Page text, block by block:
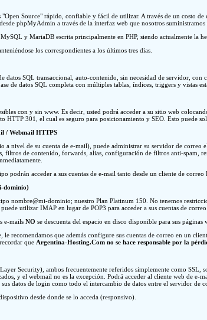
Source" rápido, confiable y fácil de utilizar. A través de un costo
desde phpMyAdmin a través de la interfaz web que nosotros
y MariaDB escrita principalmente en PHP, siendo actualmente la
los correspondientes a los últimos tres días.
datos SQL transaccional, auto-contenido, sin necesidad de servidor,
de datos SQL completa con múltiples tablas, índices, triggers y vistas
con y sin www. Es decir, usted podrá acceder a su sitio web
HTTP 301, el cual es seguro para posicionamiento y SEO. Esto puede
/ Webmail HTTPS
nivel de su cuenta de e-mail), puede administrar su servidor de
filtros de contenido, forwards, alias, configuración de filtros anti-
podrán acceder a sus cuentas de e-mail tanto desde un cliente de
dominio)
nombre@mi-dominio; nuestro Plan Platinum 150. No tenemos
utilizar IMAP en lugar de POP3 para acceder a sus cuentas de
e-mails NO se descuenta del espacio en disco disponible para sus
recomendamos que además configure sus cuentas de correo en un
que Argentina-Hosting.Com no se hace responsable por la
Security), ambos frecuentemente referidos simplemente como
y el webmail no es la excepción. Podrá acceder al cliente web de
sus datos de login como todo el intercambio de datos entre el servidor
desde donde se lo acceda (responsivo).